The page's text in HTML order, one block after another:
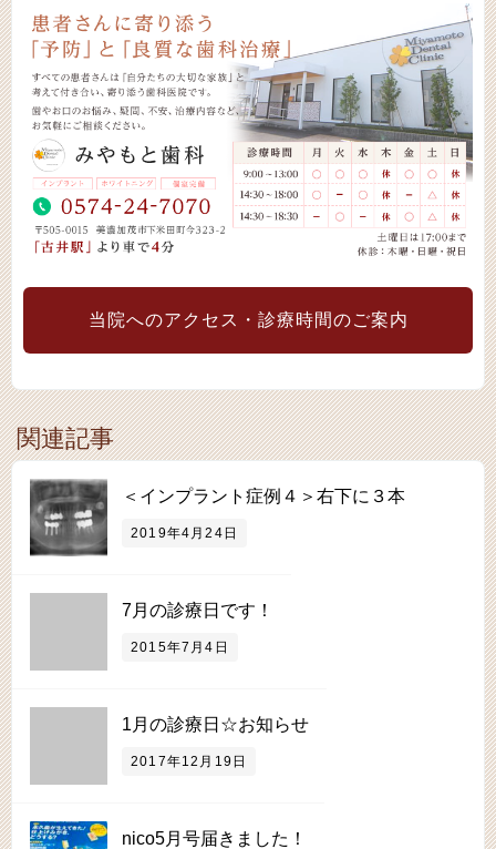
当院へのアクセス・診療時間のご案内
関連記事
＜インプラント症例４＞右下に３本
2019年4月24日
7月の診療日です！
2015年7月4日
1月の診療日☆お知らせ
2017年12月19日
nico5月号届きました！